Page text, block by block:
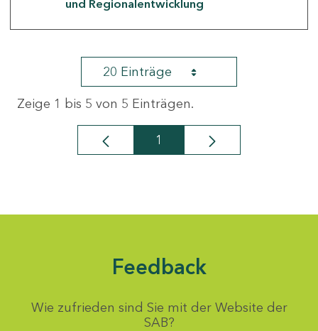
und Regionalentwicklung
20 Einträge
Zeige 1 bis 5 von 5 Einträgen.
Seite
1
Feedback
Wie zufrieden sind Sie mit der Website der
SAB?